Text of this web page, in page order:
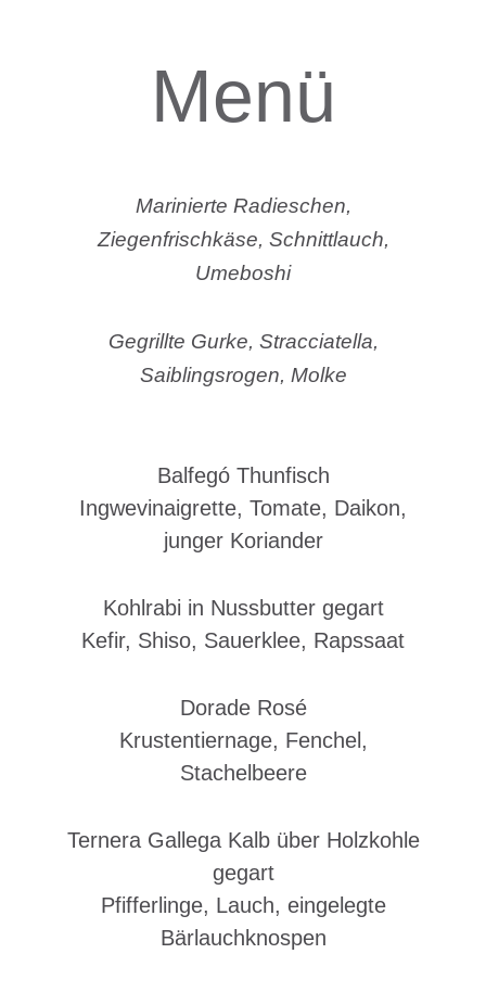
Menü
Marinierte Radieschen,
Ziegenfrischkäse, Schnittlauch,
Umeboshi
Gegrillte Gurke, Stracciatella,
Saiblingsrogen, Molke
Balfegó Thunfisch
Ingwevinaigrette, Tomate, Daikon,
junger Koriander
Kohlrabi in Nussbutter gegart
Kefir, Shiso, Sauerklee, Rapssaat
Dorade Rosé
Krustentiernage, Fenchel,
Stachelbeere
Ternera Gallega Kalb über Holzkohle
gegart
Pfifferlinge, Lauch, eingelegte
Bärlauchknospen